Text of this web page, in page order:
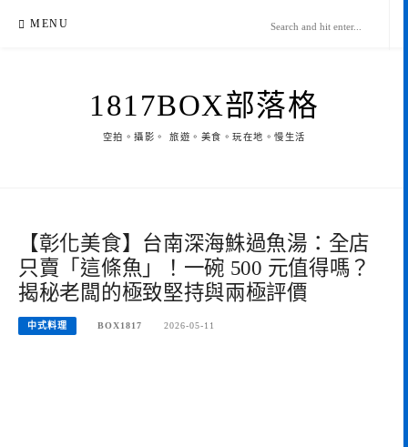
MENU
1817BOX部落格
空拍。攝影。 旅遊。美食。玩在地。慢生活
【彰化美食】台南深海鮢過魚湯：全店
只賣「這條魚」！一碗 500 元值得嗎？
揭秘老闆的極致堅持與兩極評價
中式料理 BOX1817 2026-05-11